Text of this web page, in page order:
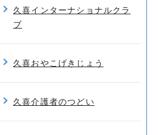
久喜インターナショナルクラ
ブ
久喜おやこげきじょう
久喜介護者のつどい